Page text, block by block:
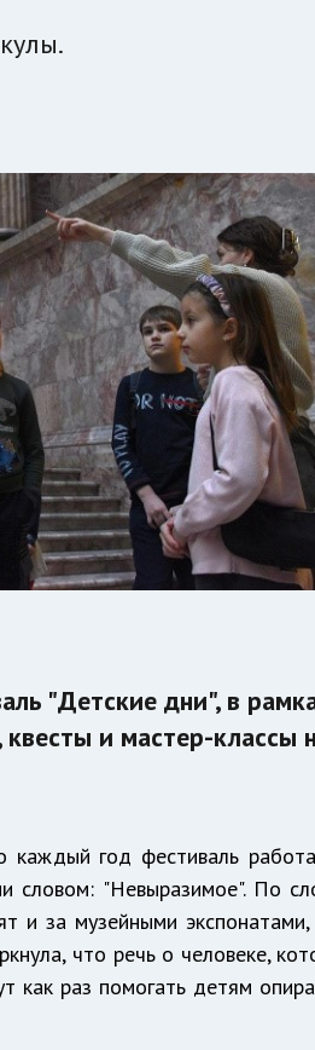
"Детские дни", в
и мастер-классы
каждый год фестиваль
словом: "Невыразимое". По
и за музейными
что речь о человеке,
как раз помогать детям